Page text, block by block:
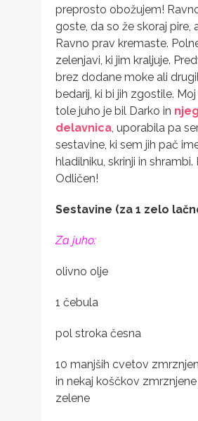
preprosto obožujem!
goste, da so že skoraj pire,
Ravno prav kremaste.
zelenjavi, ki jim kraljuje.
brez dodane moke ali
bedarij, ki bi jih zgostile.
tole juho je bil Darko in
delavnica , uporabila pa
sestavine, ki sem jih pač
hladilniku, skrinji in
Odličen!
Sestavine (za 1 zelo
Za juho:
olivno olje
1 čebula
pol stroka česna
10 manjših cvetov
in nekaj koščkov
zelene